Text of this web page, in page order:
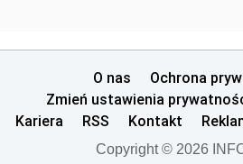
O nas
Ochrona
Zmień ustawienia
Kariera
RSS Kontakt
Copyright © 2026